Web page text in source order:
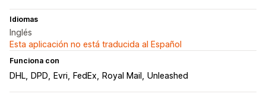
Idiomas
Inglés
Esta aplicación no está traducida al Español
Funciona con
DHL DPD Evri FedEx Royal Mail Unleashed